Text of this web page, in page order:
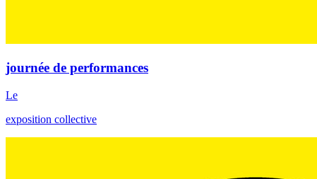
journée de performances
Le
exposition collective